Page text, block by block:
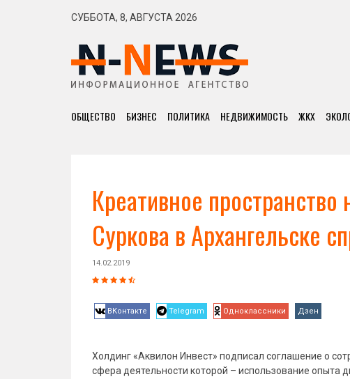
СУББОТА, 8, АВГУСТА 2026
ОБЩЕСТВО БИЗНЕС ПОЛИТИКА НЕДВИЖИМОСТЬ ЖКХ
Креативное
Суркова в Архангельске
14.02.2019
ВКонтакте Telegram Одноклассники Дзен
Холдинг «Аквилон Инвест» подписал соглашение о
сфера деятельности которой – использование опыта